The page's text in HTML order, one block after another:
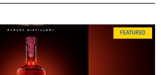
FEATURED